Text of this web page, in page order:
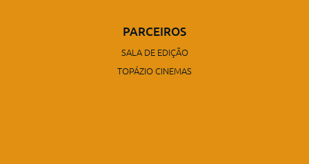
PARCEIROS
SALA DE EDIÇÃO
TOPÁZIO CINEMAS